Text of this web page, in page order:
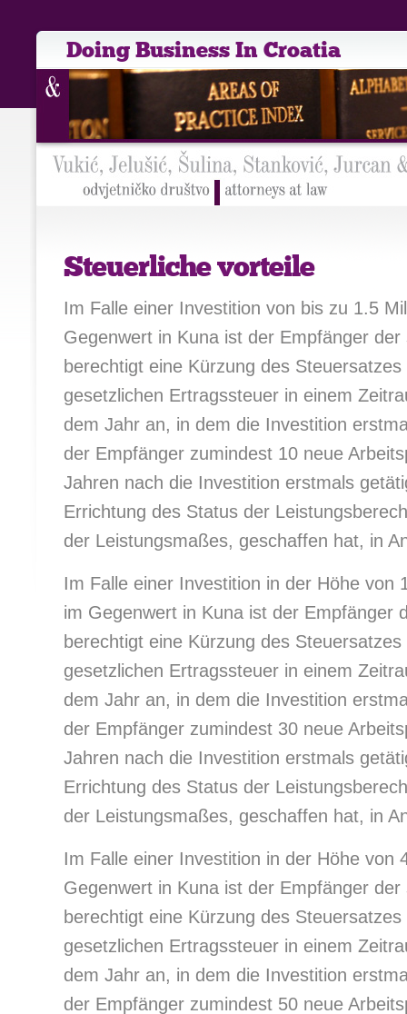
Doing Business In Croatia
Steuerliche vorteile
Im Falle einer Investition von bis zu 1.5
Gegenwert in Kuna ist der Empfänger der
berechtigt eine Kürzung des
gesetzlichen Ertragssteuer in einem
dem Jahr an, in dem die Investition
der Empfänger zumindest 10 neue
Jahren nach die Investition erstmals
Errichtung des Status der
der Leistungsmaßes, geschaffen hat, in
Im Falle einer Investition in der Höhe von
im Gegenwert in Kuna ist der Empfänger
berechtigt eine Kürzung des
gesetzlichen Ertragssteuer in einem
dem Jahr an, in dem die Investition
der Empfänger zumindest 30 neue
Jahren nach die Investition erstmals
Errichtung des Status der
der Leistungsmaßes, geschaffen hat, in
Im Falle einer Investition in der Höhe von
Gegenwert in Kuna ist der Empfänger der
berechtigt eine Kürzung des
gesetzlichen Ertragssteuer in einem
dem Jahr an, in dem die Investition
der Empfänger zumindest 50 neue